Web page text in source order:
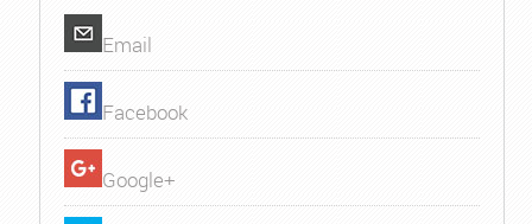
Email
Facebook
Google+